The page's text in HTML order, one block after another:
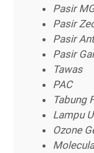
Pasir
Pasir
Pasir
Pasir
Tawas
PAC
Tabung
Lampu
Ozone